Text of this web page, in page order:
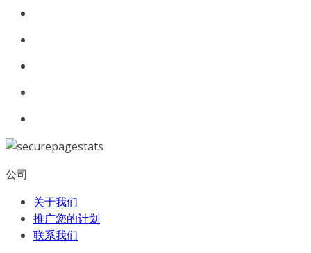
公司
关于我们
推广您的计划
联系我们